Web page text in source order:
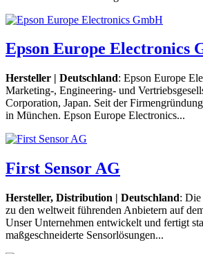
Epson Europe Electronics
Hersteller | Deutschland: Epson Europe
Marketing-, Engineering- und
Corporation, Japan. Seit der
in München. Epson Europe Electronics...
First Sensor AG
Hersteller, Distribution | Deutschland: Die
zu den weltweit führenden Anbietern auf
Unser Unternehmen entwickelt und fertigt
maßgeschneiderte Sensorlösungen...